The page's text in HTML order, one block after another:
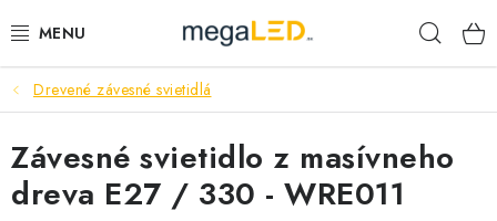
na
PRIEMYSEL
SVIETIDLÁ
ŽIAROVKY A TRUBICE
Drevené závesné svietidlá
Závesné svietidlo z masívneho
dreva E27 / 330 - WRE011